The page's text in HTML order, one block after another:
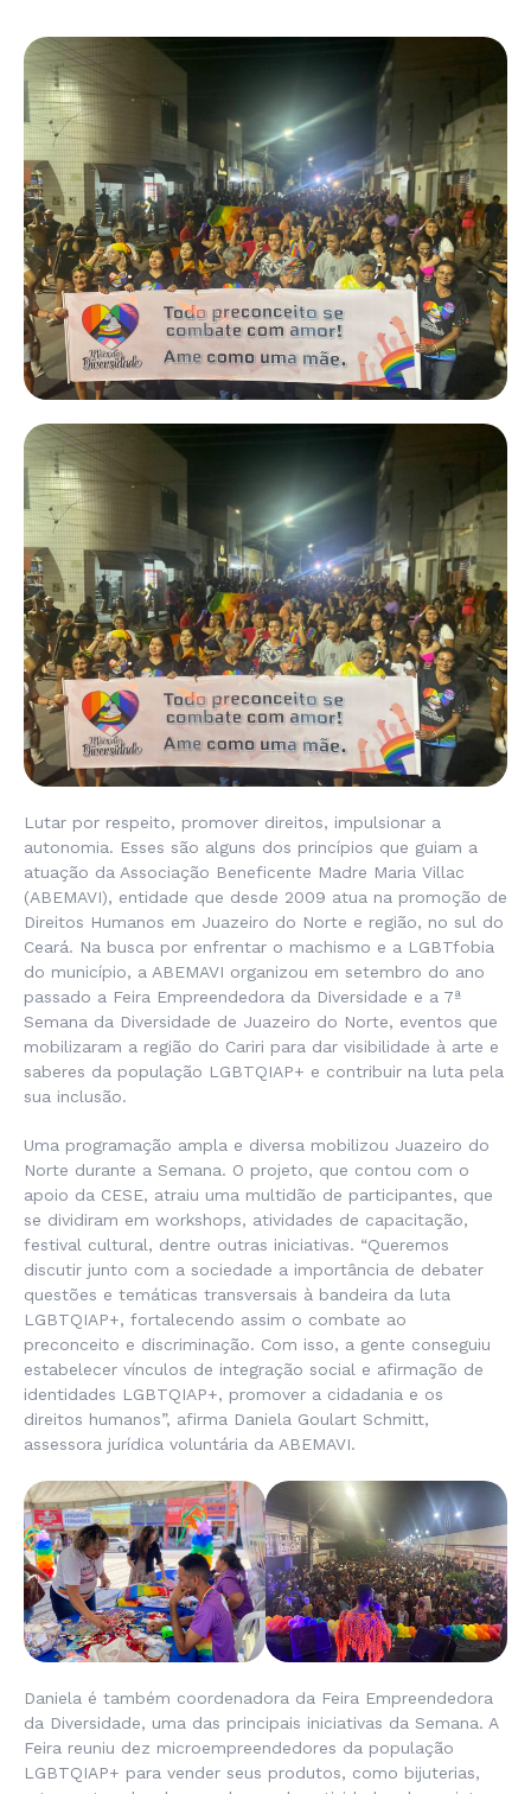
Lutar por respeito, promover direitos, impulsionar a
autonomia. Esses são alguns dos princípios que guiam a
atuação da Associação Beneficente Madre Maria Villac
(ABEMAVI), entidade que desde 2009 atua na promoção de
Direitos Humanos em Juazeiro do Norte e região, no sul do
Ceará. Na busca por enfrentar o machismo e a LGBTfobia
do município, a ABEMAVI organizou em setembro do ano
passado a Feira Empreendedora da Diversidade e a 7ª
Semana da Diversidade de Juazeiro do Norte, eventos que
mobilizaram a região do Cariri para dar visibilidade à arte e
saberes da população LGBTQIAP+ e contribuir na luta pela
sua inclusão.
Uma programação ampla e diversa mobilizou Juazeiro do
Norte durante a Semana. O projeto, que contou com o
apoio da CESE, atraiu uma multidão de participantes, que
se dividiram em workshops, atividades de capacitação,
festival cultural, dentre outras iniciativas. “Queremos
discutir junto com a sociedade a importância de debater
questões e temáticas transversais à bandeira da luta
LGBTQIAP+, fortalecendo assim o combate ao
preconceito e discriminação. Com isso, a gente conseguiu
estabelecer vínculos de integração social e afirmação de
identidades LGBTQIAP+, promover a cidadania e os
direitos humanos”, afirma Daniela Goulart Schmitt,
assessora jurídica voluntária da ABEMAVI.
Daniela é também coordenadora da Feira Empreendedora
da Diversidade, uma das principais iniciativas da Semana. A
Feira reuniu dez microempreendedores da população
LGBTQIAP+ para vender seus produtos, como bijuterias,